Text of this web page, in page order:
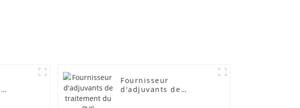
Fournisseur
d'adjuvants de